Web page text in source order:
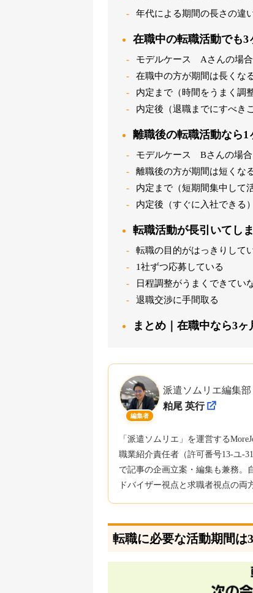
年代による期間の長さの違
在職中の転職活動でも3
モデルケース Aさんの場合
在職中の方が期間は長くな
内定まで（時間をうまく調
内定後（退職までにすべき
離職後の転職活動なら1
モデルケース Bさんの場合
離職後の方が期間は短くな
内定まで（短期間集中して
内定後（すぐに入社できる）
転職活動が長引いてし
転職の目的がはっきりして
1社ずつ応募している
日程調整がうまくできてい
退職交渉に手間取る
まとめ｜在職中なら3
編集者
派遣ソムリエ編集部
粕尾 英行
「派遣ソムリエ」を運営する
職業紹介責任者（許可番号13-ユ-
で記事の企画立案・編集も兼務。
ドバイザー視点と求職者視点の両
転職に必要な活動期間は